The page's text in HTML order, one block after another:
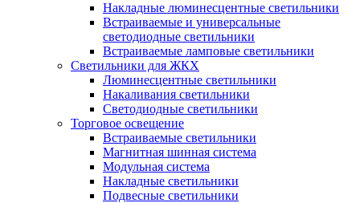
Накладные люминесцентные светильники
Встраиваемые и универсальные
светодиодные светильники
Встраиваемые ламповые светильники
Светильники для ЖКХ
Люминесцентные светильники
Накаливания светильники
Светодиодные светильники
Торговое освещение
Встраиваемые светильники
Магнитная шинная система
Модульная система
Накладные светильники
Подвесные светильники